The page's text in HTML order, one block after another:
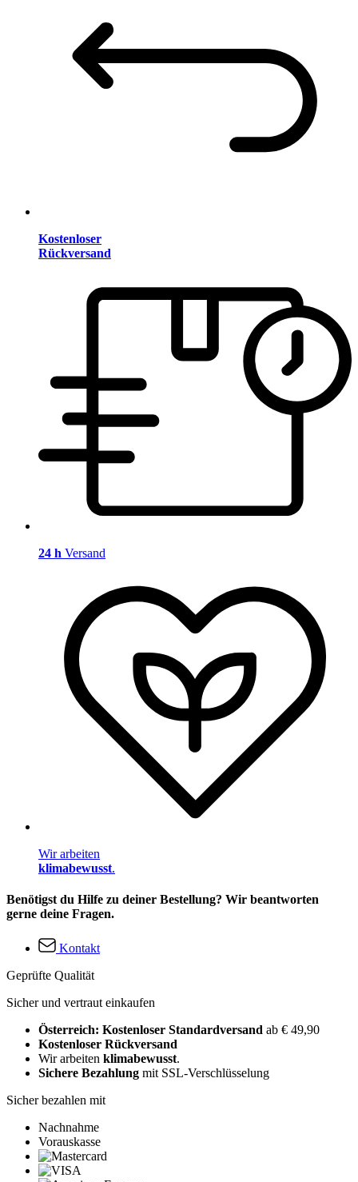
Kostenloser
Rückversand
24 h Versand
Wir arbeiten
klimabewusst.
Benötigst du Hilfe zu deiner Bestellung? Wir beantworten
gerne deine Fragen.
Kontakt
Geprüfte Qualität
Sicher und vertraut einkaufen
Österreich: Kostenloser Standardversand ab € 49,90
Kostenloser Rückversand
Wir arbeiten klimabewusst.
Sichere Bezahlung mit SSL-Verschlüsselung
Sicher bezahlen mit
Nachnahme
Vorauskasse